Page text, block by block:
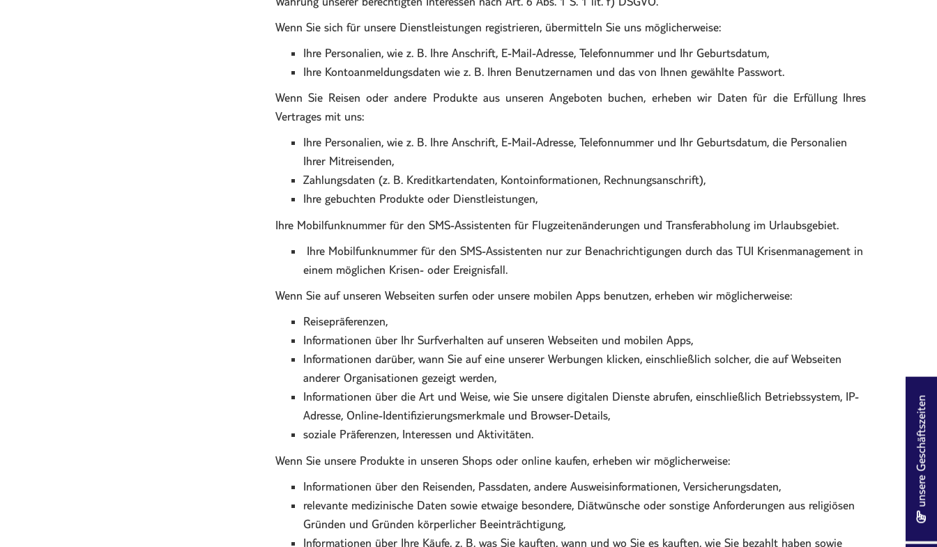
Wenn Sie sich für unsere Dienstleistungen registrieren, übermitteln Sie uns möglicherweise:
Ihre Personalien, wie z. B. Ihre Anschrift, E-Mail-Adresse, Telefonnummer und Ihr Geburtsdatum,
Ihre Kontoanmeldungsdaten wie z. B. Ihren Benutzernamen und das von Ihnen gewählte Passwort.
Wenn Sie Reisen oder andere Produkte aus unseren Angeboten buchen, erheben wir Daten für die Erfüllung Ihres
Vertrages mit uns:
Ihre Personalien, wie z. B. Ihre Anschrift, E-Mail-Adresse, Telefonnummer und Ihr Geburtsdatum, die Personalien
Ihrer Mitreisenden,
Zahlungsdaten (z. B. Kreditkartendaten, Kontoinformationen, Rechnungsanschrift),
Ihre gebuchten Produkte oder Dienstleistungen,
Ihre Mobilfunknummer für den SMS-Assistenten für Flugzeitenänderungen und Transferabholung im Urlaubsgebiet.
Ihre Mobilfunknummer für den SMS-Assistenten nur zur Benachrichtigungen durch das TUI Krisenmanagement in
einem möglichen Krisen- oder Ereignisfall.
Wenn Sie auf unseren Webseiten surfen oder unsere mobilen Apps benutzen, erheben wir möglicherweise:
Reisepräferenzen,
Informationen über Ihr Surfverhalten auf unseren Webseiten und mobilen Apps,
Informationen darüber, wann Sie auf eine unserer Werbungen klicken, einschließlich solcher, die auf Webseiten
anderer Organisationen gezeigt werden,
Informationen über die Art und Weise, wie Sie unsere digitalen Dienste abrufen, einschließlich Betriebssystem, IP-
Adresse, Online-Identifizierungsmerkmale und Browser-Details,
soziale Präferenzen, Interessen und Aktivitäten.
Wenn Sie unsere Produkte in unseren Shops oder online kaufen, erheben wir möglicherweise:
Informationen über den Reisenden, Passdaten, andere Ausweisinformationen, Versicherungsdaten,
relevante medizinische Daten sowie etwaige besondere, Diätwünsche oder sonstige Anforderungen aus religiösen
Gründen und Gründen körperlicher Beeinträchtigung,
Informationen über Ihre Käufe, z. B. was Sie kauften, wann und wo Sie es kauften, wie Sie bezahlt haben sowie
unsere Geschäftszeiten